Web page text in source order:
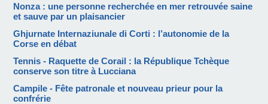
Nonza : une personne recherchée en mer retrouvée saine
et sauve par un plaisancier
Ghjurnate Internaziunale di Corti : l’autonomie de la
Corse en débat
Tennis - Raquette de Corail : la République Tchèque
conserve son titre à Lucciana
Campile - Fête patronale et nouveau prieur pour la
confrérie